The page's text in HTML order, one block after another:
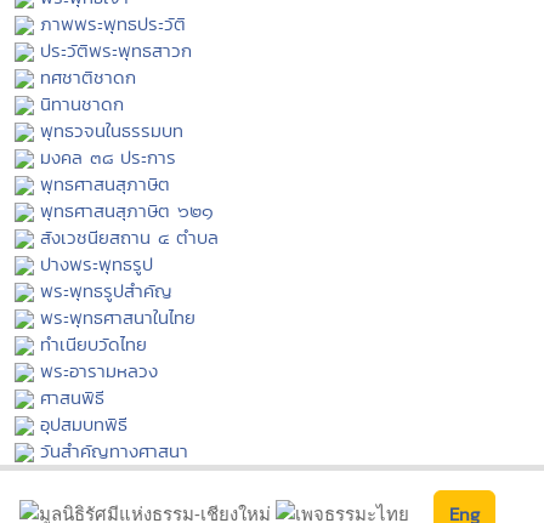
ภาพพระพุทธประวัติ
ประวัติพระพุทธสาวก
ทศชาติชาดก
นิทานชาดก
พุทธวจนในธรรมบท
มงคล ๓๘ ประการ
พุทธศาสนสุภาษิต
พุทธศาสนสุภาษิต ๖๒๑
สังเวชนียสถาน ๔ ตำบล
ปางพระพุทธรูป
พระพุทธรูปสำคัญ
พระพุทธศาสนาในไทย
ทำเนียบวัดไทย
พระอารามหลวง
ศาสนพิธี
อุปสมบทพิธี
วันสำคัญทางศาสนา
Eng